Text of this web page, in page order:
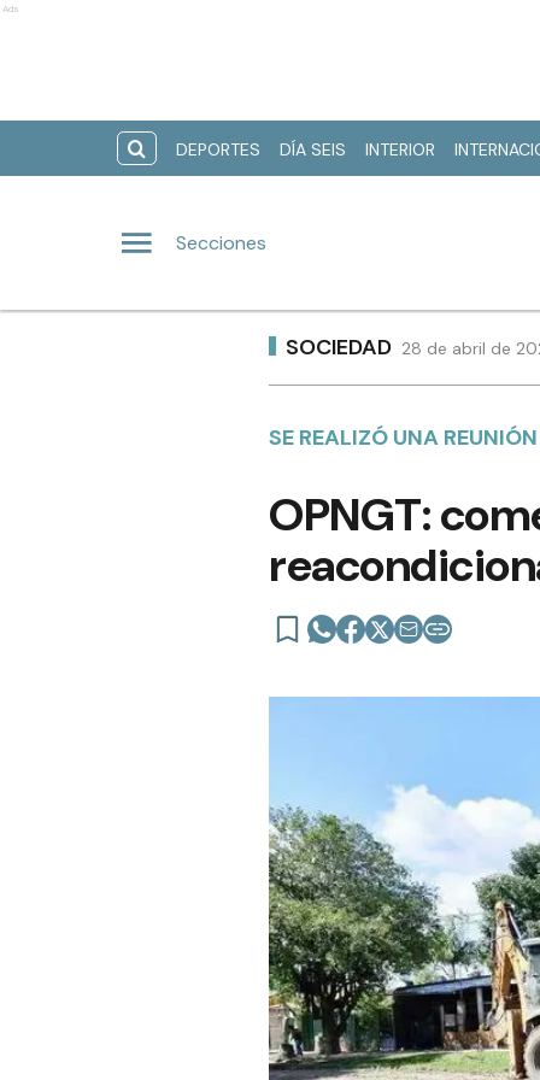
Ads
DEPORTES DÍA SEIS INTERIOR
Secciones
SOCIEDAD 28 de abril de
SE REALIZÓ UNA
OPNGT: